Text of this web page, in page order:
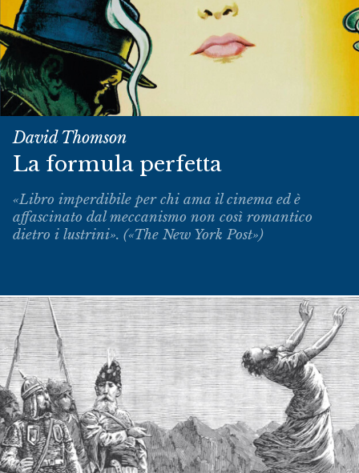
David Thomson
La formula perfetta
«Libro imperdibile per chi ama il cinema ed è
affascinato dal meccanismo non così romantico
dietro i lustrini». («The New York Post»)